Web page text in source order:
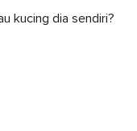
kucing dia sendiri?